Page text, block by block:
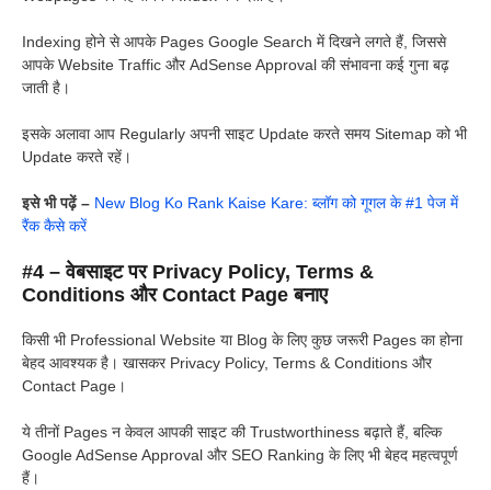
Indexing होने से आपके Pages Google Search में दिखने लगते हैं, जिससे
आपके Website Traffic और AdSense Approval की संभावना कई गुना बढ़
जाती है।
इसके अलावा आप Regularly अपनी साइट Update करते समय Sitemap को भी
Update करते रहें।
इसे भी पढ़ें – New Blog Ko Rank Kaise Kare: ब्लॉग को गूगल के #1 पेज में
रैंक कैसे करें
#4 – वेबसाइट पर Privacy Policy, Terms &
Conditions और Contact Page बनाए
किसी भी Professional Website या Blog के लिए कुछ जरूरी Pages का होना
बेहद आवश्यक है। खासकर Privacy Policy, Terms & Conditions और
Contact Page।
ये तीनों Pages न केवल आपकी साइट की Trustworthiness बढ़ाते हैं, बल्कि
Google AdSense Approval और SEO Ranking के लिए भी बेहद महत्वपूर्ण
हैं।